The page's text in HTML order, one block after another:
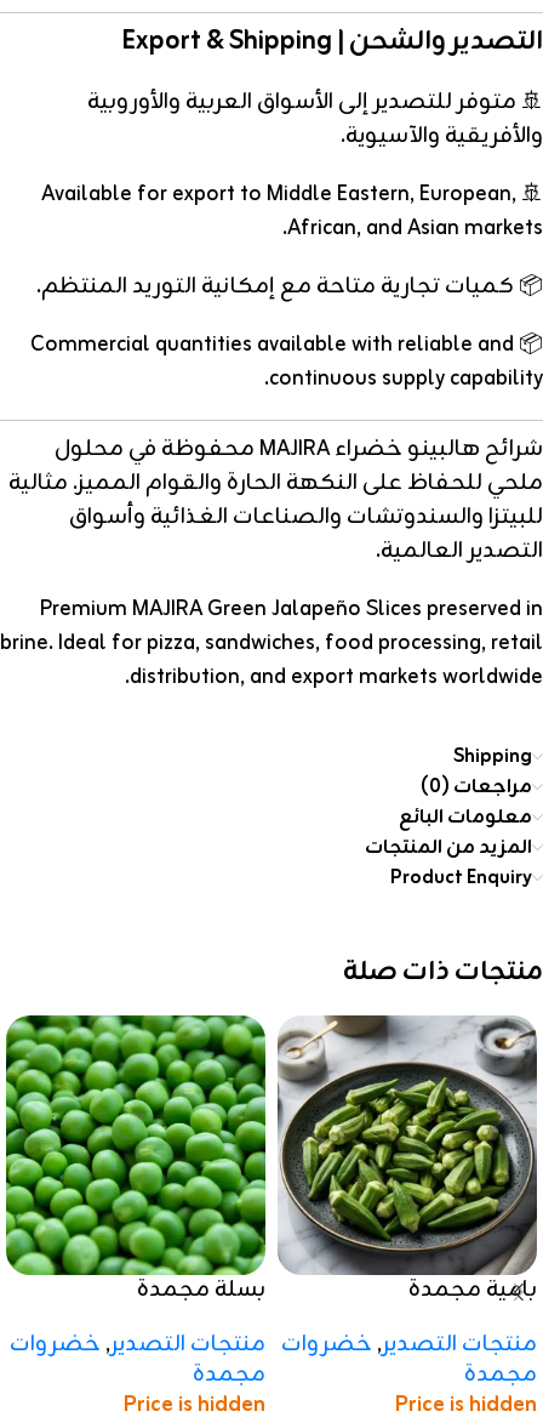
التصدير والشحن | Export & Shipping
🚢 متوفر للتصدير إلى الأسواق العربية والأوروبية
والأفريقية والآسيوية.
🚢 Available for export to Middle Eastern, European,
African, and Asian markets.
📦 كميات تجارية متاحة مع إمكانية التوريد المنتظم.
📦 Commercial quantities available with reliable and
continuous supply capability.
شرائح هالبينو خضراء MAJIRA محفوظة في محلول
ملحي للحفاظ على النكهة الحارة والقوام المميز. مثالية
للبيتزا والسندوتشات والصناعات الغذائية وأسواق
التصدير العالمية.
Premium MAJIRA Green Jalapeño Slices preserved in
brine. Ideal for pizza, sandwiches, food processing, retail
distribution, and export markets worldwide.
Shipping
مراجعات (0)
معلومات البائع
المزيد من المنتجات
Product Enquiry
منتجات ذات صلة
بامية مجمدة
منتجات التصدير, خضروات
مجمدة
Price is hidden
بسلة مجمدة
منتجات التصدير, خضروات
مجمدة
Price is hidden